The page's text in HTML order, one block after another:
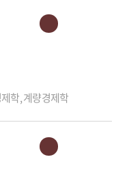
학, 계량경제학